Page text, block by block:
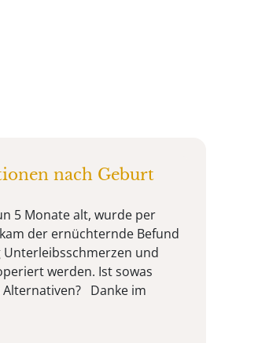
nach Geburt
5 Monate alt, wurde per
der ernüchternde Befund
Unterleibsschmerzen und
werden. Ist sowas
Alternativen? Danke im